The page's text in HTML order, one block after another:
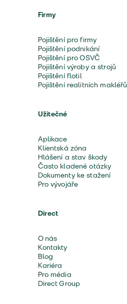
Firmy
Pojištění pro firmy
Pojištění podnikání
Pojištění pro OSVČ
Pojištění výroby a strojů
Pojištění flotil
Pojištění realitních makléřů
Užitečné
Aplikace
Klientská zóna
Hlášení a stav škody
Často kladené otázky
Dokumenty ke stažení
Pro vývojáře
Direct
O nás
Kontakty
Blog
Kariéra
Pro média
Direct Group